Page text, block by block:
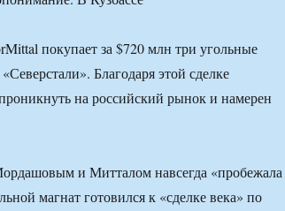
покупает за $720 млн три угольные
Благодаря этой сделке
на российский рынок и намерен
и Митталом навсегда «пробежала
магнат готовился к «сделке века» по